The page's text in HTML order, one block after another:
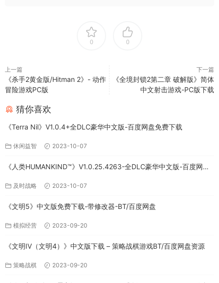
0 0
上一篇
《杀手2黄金版/Hitman 2》- 动作
冒险游戏PC版
下一篇
《全境封锁2第二章 破解版》简体
中文射击游戏-PC版下载
猜你喜欢
《Terra Nil》V1.0.4+全DLC豪华中文版-百度网盘免费下载
休闲益智 2023-10-07
《人类HUMANKIND™》V1.0.25.4263-全DLC豪华中文版-百度网盘
及时战略 2023-10-07
《文明5》中文版免费下载-带修改器-BT/百度网盘
模拟经营 2023-09-20
《文明IV（文明4）》中文版下载 – 策略战棋游戏BT/百度网盘资源
策略战棋 2023-09-20